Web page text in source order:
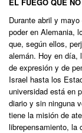
Durante abril y
poder en Alemania,
que, según ellos,
alemán. Hoy en día,
de expresión y de
Israel hasta los
universidad está en
diario y sin ninguna
tiene la misión de
librepensamiento, la